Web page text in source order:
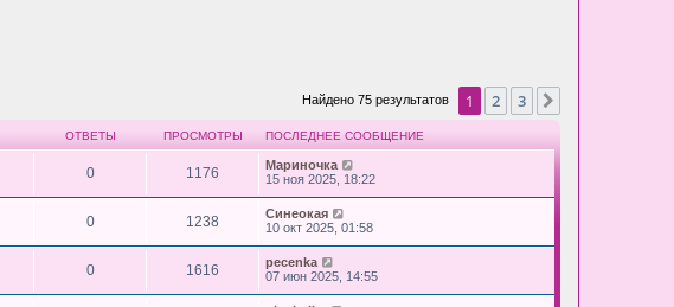
Найдено 75 результатов 1 2 3
ОТВЕТЫ ПРОСМОТРЫ ПОСЛЕДНЕЕ СООБЩЕНИЕ
0 1176
Мариночка
15 ноя 2025, 18:22
0 1238
Синеокая
10 окт 2025, 01:58
0 1616
pecenka
07 июн 2025, 14:55